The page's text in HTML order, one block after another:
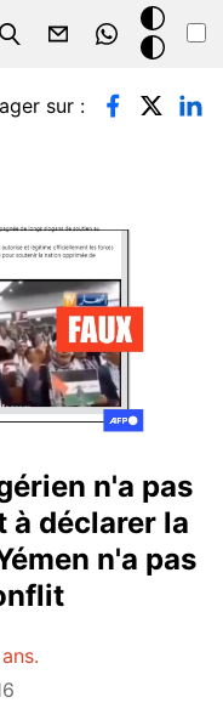
Search
Mode
sombre
sur :
n'a pas
à déclarer la
n'a pas